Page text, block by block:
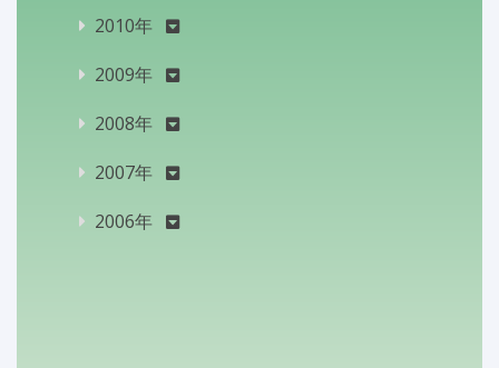
2010年
2009年
2008年
2007年
2006年